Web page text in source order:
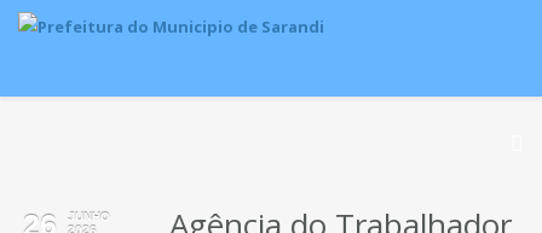
26
JUNHO
2026